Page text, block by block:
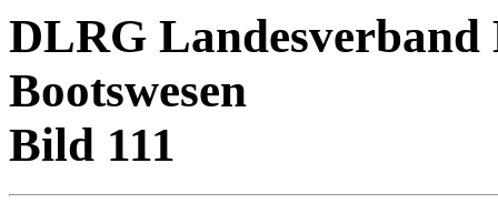
DLRG Landesverband
Bootswesen
Bild 111